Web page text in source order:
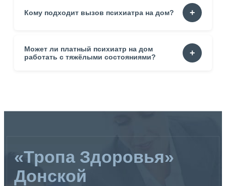
Цена зависит от опыта врача, времени визита, района
проживания. Итоговая стоимость уточняется перед
Кому подходит вызов психиатра на дом?
Пациентам без возможности выйти. Людям с
выраженной тревогой. Родственникам пожилых
пациентов. Всем, кто нуждается в спокойной
Может ли платный психиатр на дом
работать с тяжёлыми состояниями?
«Тропа Здоровья»
Донской